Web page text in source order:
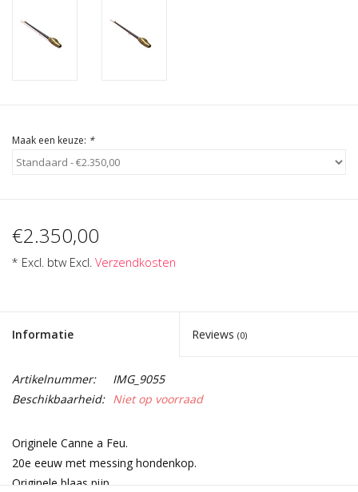
Maak een keuze: *
€2.350,00
* Excl. btw Excl. Verzendkosten
Informatie Reviews (0)
Artikelnummer:
IMG_9055
Beschikbaarheid: Niet op voorraad
Originele Canne a Feu.
20e eeuw met messing hondenkop.
Originele blaas pijp.